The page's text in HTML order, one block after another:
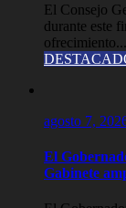
El Consejo
durante este
ofrecimiento...
agosto 7,
El
Gabinete